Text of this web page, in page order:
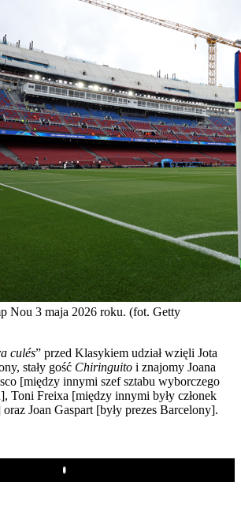
Nou 3 maja 2026 roku. (fot. Getty
culés” przed Klasykiem udział wzięli Jota
stały gość Chiringuito i znajomy Joana
[między innymi szef sztabu wyborczego
Toni Freixa [między innymi były członek
Joan Gaspart [były prezes Barcelony].
Play